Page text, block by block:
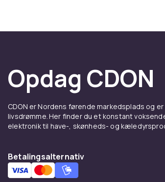
Opdag CDON
CDON er Nordens førende markedsplads og
livsdrømme. Her finder du et konstant
elektronik til have-, skønheds- og
Betalingsalternativ